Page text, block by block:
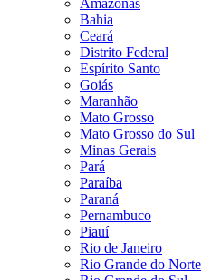
Amazonas
Bahia
Ceará
Distrito Federal
Espírito Santo
Goiás
Maranhão
Mato Grosso
Mato Grosso do Sul
Minas Gerais
Pará
Paraíba
Paraná
Pernambuco
Piauí
Rio de Janeiro
Rio Grande do Norte